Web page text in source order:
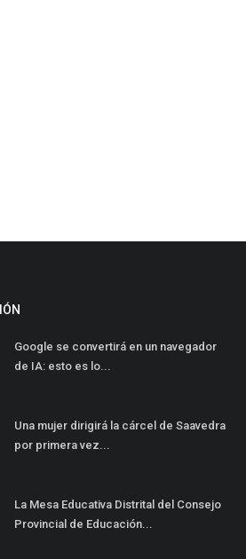
Google se convertirá en un navegador
de IA: esto es lo...
Una mujer dirigirá la cárcel de Saavedra
por primera vez...
La Mesa Educativa Distrital del Consejo
Provincial de Educación...